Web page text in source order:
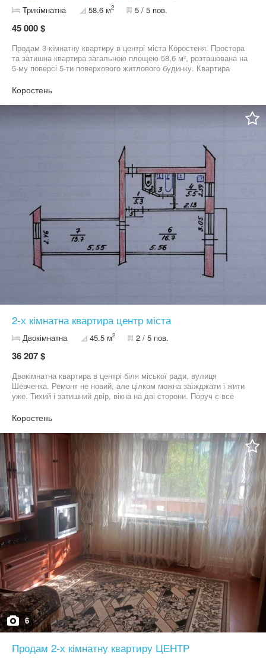
Трикімнатна 58.6 м2 5 / 5 пов.
45 000 $
Продам 3-кімнатну квартиру в центрі міста Коростеня. Простора
та затишна квартира загальною площею 58,6 м², розташована на
5-му поверсі 5-ти поверхового житлового будинку. Квартира
балкон металопластик, лоджія дерево засклена. Квартира не
кутова (внутрішня). В квартирі бойлер, лічильники на газ, воду,
електроенергію. Опалення централізоване, є
доступності парк, річка. Тиха та затишна локація з добре
розвиненою інфраструктурою. Ціна 45000дол. Торг
Коростень
2-х кімнатна квартира центр міста
Двокімнатна 45.5 м2 2 / 5 пов.
36 207 $
Двокімнатна квартира в центрі біля міської ради, вулиця
Шевченка. Ремонт не новий, але цілком можна заїжджати і жити
уже. Тихий і затишний двір, вікна на дві сторони. Поруч є все
квартири (відео чи перегляду) звертайтеся за телефоном в
оголошенні
Коростень
6
Продам 2-х кімнатну квартиру ЦЕНТР